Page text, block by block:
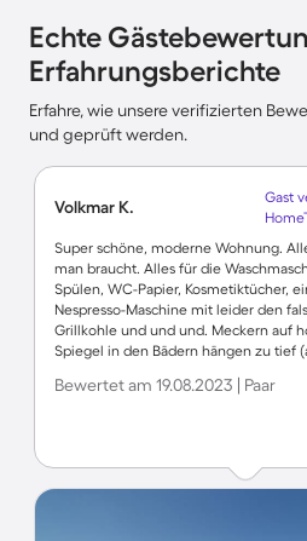
Echte
Erfahrungsberichte
Erfahre, wie unsere verifizierten
und geprüft werden.
Volkmar K.
Gast
Super schöne, moderne Wohnung.
man braucht. Alles für die
Spülen, WC-Papier, Kosmetiktücher,
Nespresso-Maschine mit leider den
Grillkohle und und und. Meckern auf
Spiegel in den Bädern hängen zu tief
Ä. auf dem Balkon. Kühlschrank recht
gehen. Ist schon mal steil. Aber wir
wiederkommen.
Bewertet am 19.08.2023 | Paar